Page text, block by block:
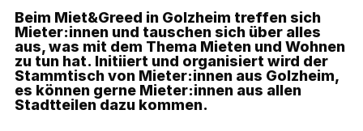
Beim Miet&Greed in Golzheim treffen sich
Mieter:innen und tauschen sich über alles
aus, was mit dem Thema Mieten und Wohnen
zu tun hat. Initiiert und organisiert wird der
Stammtisch von Mieter:innen aus Golzheim,
es können gerne Mieter:innen aus allen
Stadtteilen dazu kommen.